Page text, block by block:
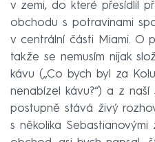
v zemi, do které přesídlil
obchodu s potravinami
v centrální části Miami. O
takže se nemusím nijak
kávu („Co bych byl za
nenabízel kávu?“) a z
postupně stává živý
s několika